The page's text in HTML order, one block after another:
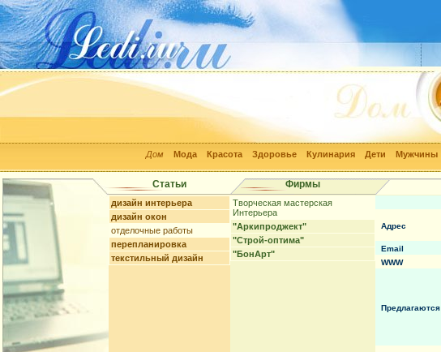
Дом Мода Красота Здоровье Кулинария Дети Мужчины
Статьи Фирмы
дизайн интерьера
дизайн окон
отделочные работы
перепланировка
текстильный дизайн
Творческая мастерская
Интерьера
"Аркипроджект"
"Строй-оптима"
"БонАрт"
Адрес
Email
WWW
Предлагаются